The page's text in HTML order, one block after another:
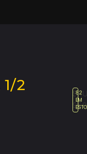
2
950
82
EM